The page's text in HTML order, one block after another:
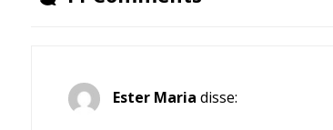
Ester Maria disse: